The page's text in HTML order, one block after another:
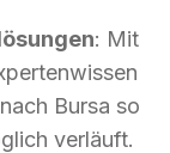
: Mit
Bursa so
verläuft.